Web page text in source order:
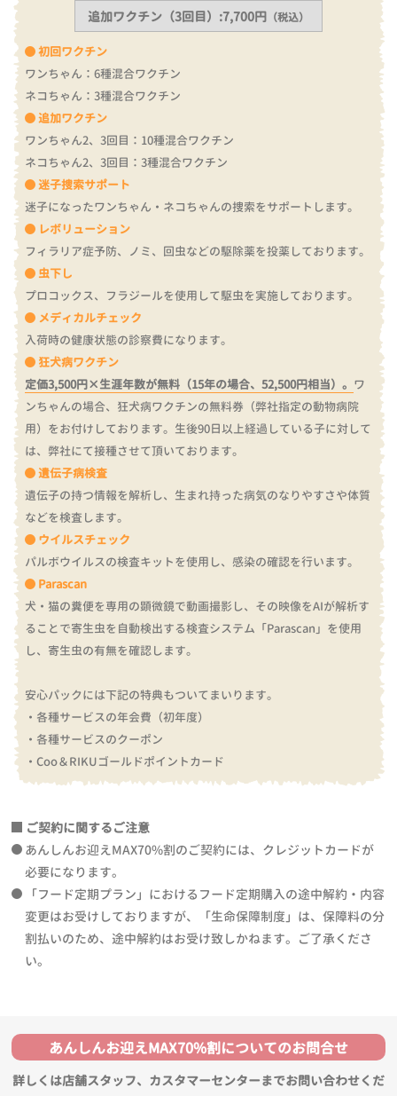
初回ワクチン
ワンちゃん：6種混合ワクチン
ネコちゃん：3種混合ワクチン
追加ワクチン
ワンちゃん2、3回目：10種混合ワクチン
ネコちゃん2、3回目：3種混合ワクチン
迷子捜索サポート
迷子になったワンちゃん・ネコちゃんの捜索をサポートします。
レボリューション
フィラリア症予防、ノミ、回虫などの駆除薬を投薬しております。
虫下し
プロコックス、フラジールを使用して駆虫を実施しております。
メディカルチェック
入荷時の健康状態の診察費になります。
狂犬病ワクチン
定価3,500円×生涯年数が無料（15年の場合、52,500円相当）。 ワ
ンちゃんの場合、狂犬病ワクチンの無料券（弊社指定の動物病院
用）をお付けしております。 生後90日以上経過している子に対して
は、弊社にて接種させて頂いております。
遺伝子病検査
遺伝子の持つ情報を解析し、生まれ持った病気のなりやすさや体質
などを検査します。
ウイルスチェック
パルボウイルスの検査キットを使用し、感染の確認を行います。
Parascan
犬・猫の糞便を専用の顕微鏡で動画撮影し、その映像をAIが解析す
ることで寄生虫を自動検出する検査システム「Parascan」を使用
し、寄生虫の有無を確認します。
安心パックには下記の特典もついてまいります。
・各種サービスの年会費（初年度）
・各種サービスのクーポン
・Coo＆RIKUゴールドポイントカード
追加ワクチン（3回目）:7,700円 （税込）
ご契約に関するご注意
あんしんお迎えMAX70%割のご契約には、クレジットカードが
必要になります。
「フード定期プラン」におけるフード定期購入の途中解約・内容
変更はお受けしておりますが、「生命保障制度」は、保障料の分
割払いのため、途中解約はお受け致しかねます。ご了承くださ
い。
あんしんお迎えMAX70%割についてのお問合せ
詳しくは店舗スタッフ、カスタマーセンターまでお問い合わせくだ